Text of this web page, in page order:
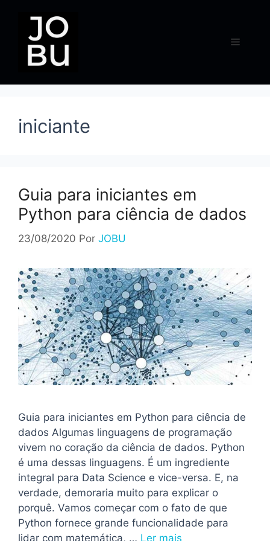
conteúdo
Menu
iniciante
Guia para iniciantes em
Python para ciência de dados
23/08/2020 Por JOBU
Guia para iniciantes em Python para ciência de
dados Algumas linguagens de programação
vivem no coração da ciência de dados. Python
é uma dessas linguagens. É um ingrediente
integral para Data Science e vice-versa. E, na
verdade, demoraria muito para explicar o
porquê. Vamos começar com o fato de que
Python fornece grande funcionalidade para
lidar com matemática, … Ler mais